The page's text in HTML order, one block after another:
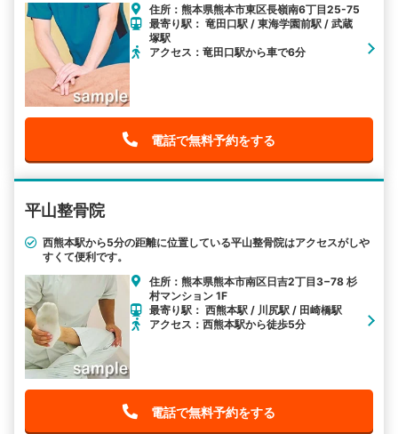
住所：熊本県熊本市東区長嶺南6丁目25-75
最寄り駅： 竜田口駅 / 東海学園前駅 / 武蔵
塚駅
アクセス：竜田口駅から車で6分
電話で無料予約をする
平山整骨院
西熊本駅から5分の距離に位置している平山整骨院はアクセスがしや
すくて便利です。
住所：熊本県熊本市南区日吉2丁目3−78 杉
村マンション 1F
最寄り駅： 西熊本駅 / 川尻駅 / 田崎橋駅
アクセス：西熊本駅から徒歩5分
電話で無料予約をする